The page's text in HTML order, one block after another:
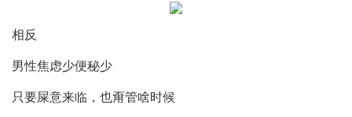
相反
男性焦虑少便秘少
只要屎意来临，也甭管啥时候